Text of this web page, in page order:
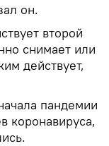
он.
второй
снимает или
действует,
пандемии
коронавируса,